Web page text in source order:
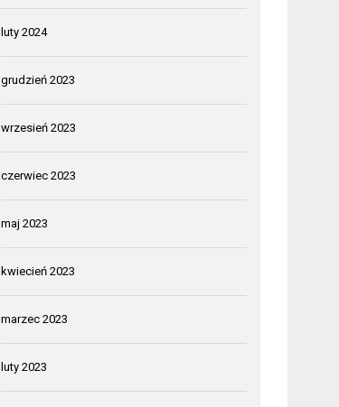
luty 2024
grudzień 2023
wrzesień 2023
czerwiec 2023
maj 2023
kwiecień 2023
marzec 2023
luty 2023